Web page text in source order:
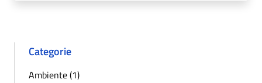
Categorie
Ambiente (1)